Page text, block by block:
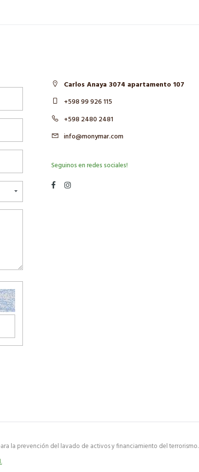
Carlos Anaya 3074 apartamento 107
+598 99 926 115
+598 2480 2481
info@monymar.com
Seguinos en redes sociales!
la prevención del lavado de activos y financiamiento del terrorismo.